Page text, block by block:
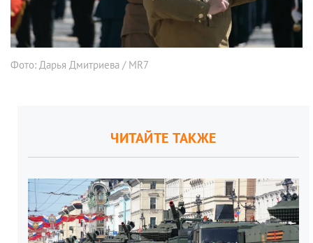
Фото: Дарья Дмитриева / MR7
ЧИТАЙТЕ ТАКЖЕ